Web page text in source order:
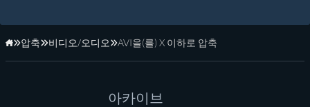
홈페이지
압축 비디오/오디오 AVI을(를) X 이하로 압축
아카이브